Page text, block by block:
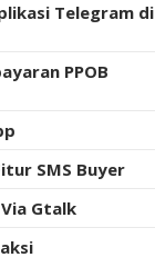
Telegram di
PPOB
SMS Buyer
Gtalk